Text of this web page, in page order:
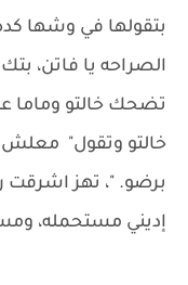
بتقولها في وشها
الصراحه يا فاتن،
تضحك خالتو وماما
خالتو وتقول" معلش
برضو. "، تهز اشرقت
إديني مستحمله،